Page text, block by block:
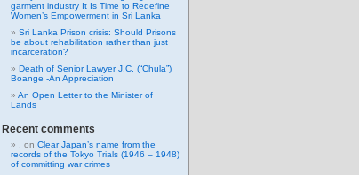
garment industry It Is Time to Redefine
Women’s Empowerment in Sri Lanka
Sri Lanka Prison crisis: Should Prisons
be about rehabilitation rather than just
incarceration?
Death of Senior Lawyer J.C. (“Chula”)
Boange -An Appreciation
An Open Letter to the Minister of
Lands
Recent comments
on Clear Japan’s name from the
records of the Tokyo Trials (1946 – 1948)
of committing war crimes